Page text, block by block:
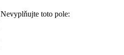
Nevyplňujte toto pole: